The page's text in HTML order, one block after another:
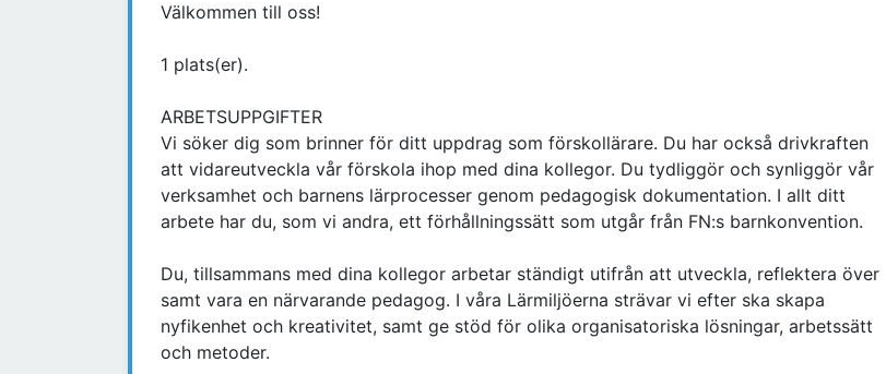
Välkommen till oss!
1 plats(er).
ARBETSUPPGIFTER
Vi söker dig som brinner för ditt uppdrag som förskollärare. Du har också drivkraften
att vidareutveckla vår förskola ihop med dina kollegor. Du tydliggör och synliggör vår
verksamhet och barnens lärprocesser genom pedagogisk dokumentation. I allt ditt
arbete har du, som vi andra, ett förhållningssätt som utgår från FN:s barnkonvention.
Du, tillsammans med dina kollegor arbetar ständigt utifrån att utveckla, reflektera över
samt vara en närvarande pedagog. I våra Lärmiljöerna strävar vi efter ska skapa
nyfikenhet och kreativitet, samt ge stöd för olika organisatoriska lösningar, arbetssätt
och metoder.